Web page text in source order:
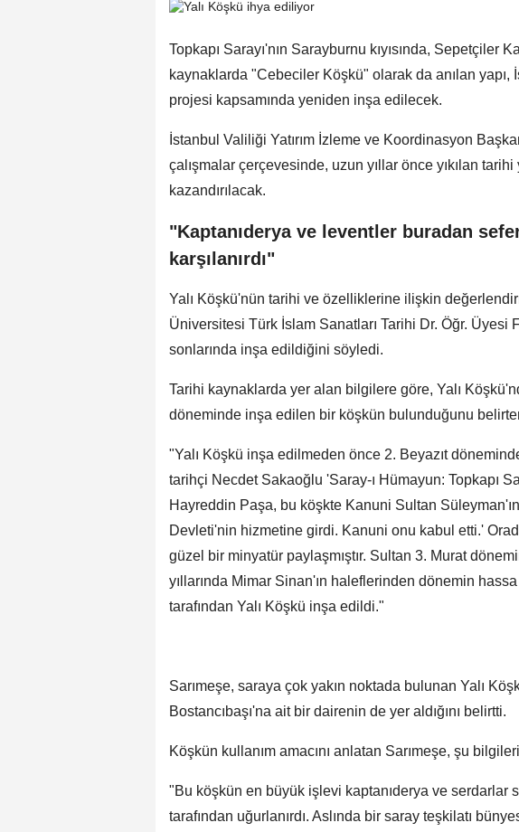
Topkapı Sarayı'nın Sarayburnu kıyısında, Sepetçiler
kaynaklarda "Cebeciler Köşkü" olarak da anılan yapı,
projesi kapsamında yeniden inşa edilecek.
İstanbul Valiliği Yatırım İzleme ve Koordinasyon
çalışmalar çerçevesinde, uzun yıllar önce yıkılan
kazandırılacak.
"Kaptanıderya ve leventler buradan
karşılanırdı"
Yalı Köşkü'nün tarihi ve özelliklerine ilişkin
Üniversitesi Türk İslam Sanatları Tarihi Dr. Öğr. Üyesi
sonlarında inşa edildiğini söyledi.
Tarihi kaynaklarda yer alan bilgilere göre, Yalı
döneminde inşa edilen bir köşkün bulunduğunu
"Yalı Köşkü inşa edilmeden önce 2. Beyazıt
tarihçi Necdet Sakaoğlu 'Saray-ı Hümayun: Topkapı
Hayreddin Paşa, bu köşkte Kanuni Sultan
Devleti'nin hizmetine girdi. Kanuni onu kabul etti.'
güzel bir minyatür paylaşmıştır. Sultan 3. Murat
yıllarında Mimar Sinan'ın haleflerinden dönemin
tarafından Yalı Köşkü inşa edildi."
Sarımeşe, saraya çok yakın noktada bulunan Yalı
Bostancıbaşı'na ait bir dairenin de yer aldığını belirtti.
Köşkün kullanım amacını anlatan Sarımeşe, şu
"Bu köşkün en büyük işlevi kaptanıderya ve serdarlar
tarafından uğurlanırdı. Aslında bir saray teşkilatı